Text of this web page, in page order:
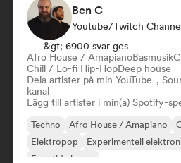
Ben C
&gt; 6900 svar ges
Afro House / AmapianoBasmusik
Chill / Lo-fi Hip-HopDeep house
Dela artister på min YouTube-,
kanal
Lägg till artister i min(a) Spotify-
Techno Afro House / Amapiano
Elektropop
Experimentell
Framtida house